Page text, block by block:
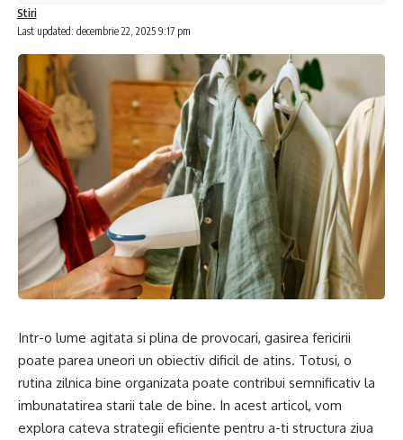
Last updated: decembrie 22, 2025 9:17 pm
Stiri
Intr-o lume agitata si plina de provocari, gasirea fericirii
poate parea uneori un obiectiv dificil de atins. Totusi, o
rutina zilnica bine organizata poate contribui semnificativ la
imbunatatirea starii tale de bine. In acest articol, vom
explora cateva strategii eficiente pentru a-ti structura ziua